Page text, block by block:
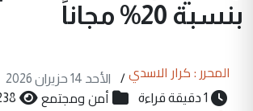
بنسبة 20% مجاناً
المحرر : كرار الاسدي /
الأحد 14 حزيران 2026
1 دقيقة قراءة
أمن ومجتمع 1,238